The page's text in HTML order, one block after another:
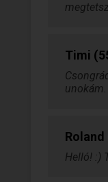
Timi
unokám.
Helló! :)